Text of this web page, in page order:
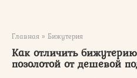
Главная » Бижутерия
Как отличить
позолотой от дешевой